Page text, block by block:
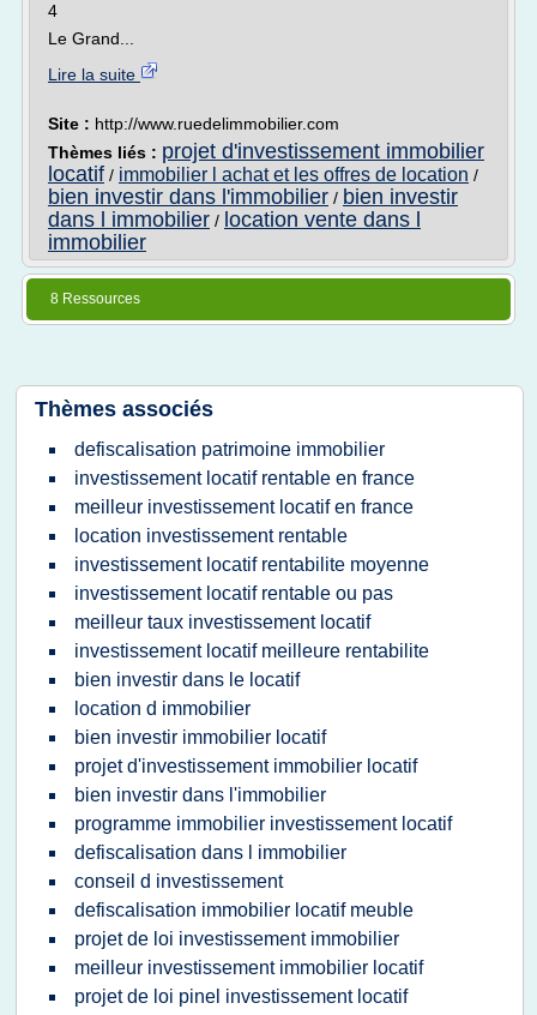
4
Le Grand...
Lire la suite
Site : http://www.ruedelimmobilier.com
Thèmes liés : projet d'investissement immobilier
locatif / immobilier l achat et les offres de location /
bien investir dans l'immobilier / bien investir
dans l immobilier / location vente dans l
immobilier
8 Ressources
Thèmes associés
defiscalisation patrimoine immobilier
investissement locatif rentable en france
meilleur investissement locatif en france
location investissement rentable
investissement locatif rentabilite moyenne
investissement locatif rentable ou pas
meilleur taux investissement locatif
investissement locatif meilleure rentabilite
bien investir dans le locatif
location d immobilier
bien investir immobilier locatif
projet d'investissement immobilier locatif
bien investir dans l'immobilier
programme immobilier investissement locatif
defiscalisation dans l immobilier
conseil d investissement
defiscalisation immobilier locatif meuble
projet de loi investissement immobilier
meilleur investissement immobilier locatif
projet de loi pinel investissement locatif